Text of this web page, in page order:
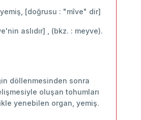
[doğrusu : "mîve" dir]
aslıdır] , (bkz. : meyve).
döllenmesinden sonra
oluşan tohumları
yenebilen organ, yemiş.